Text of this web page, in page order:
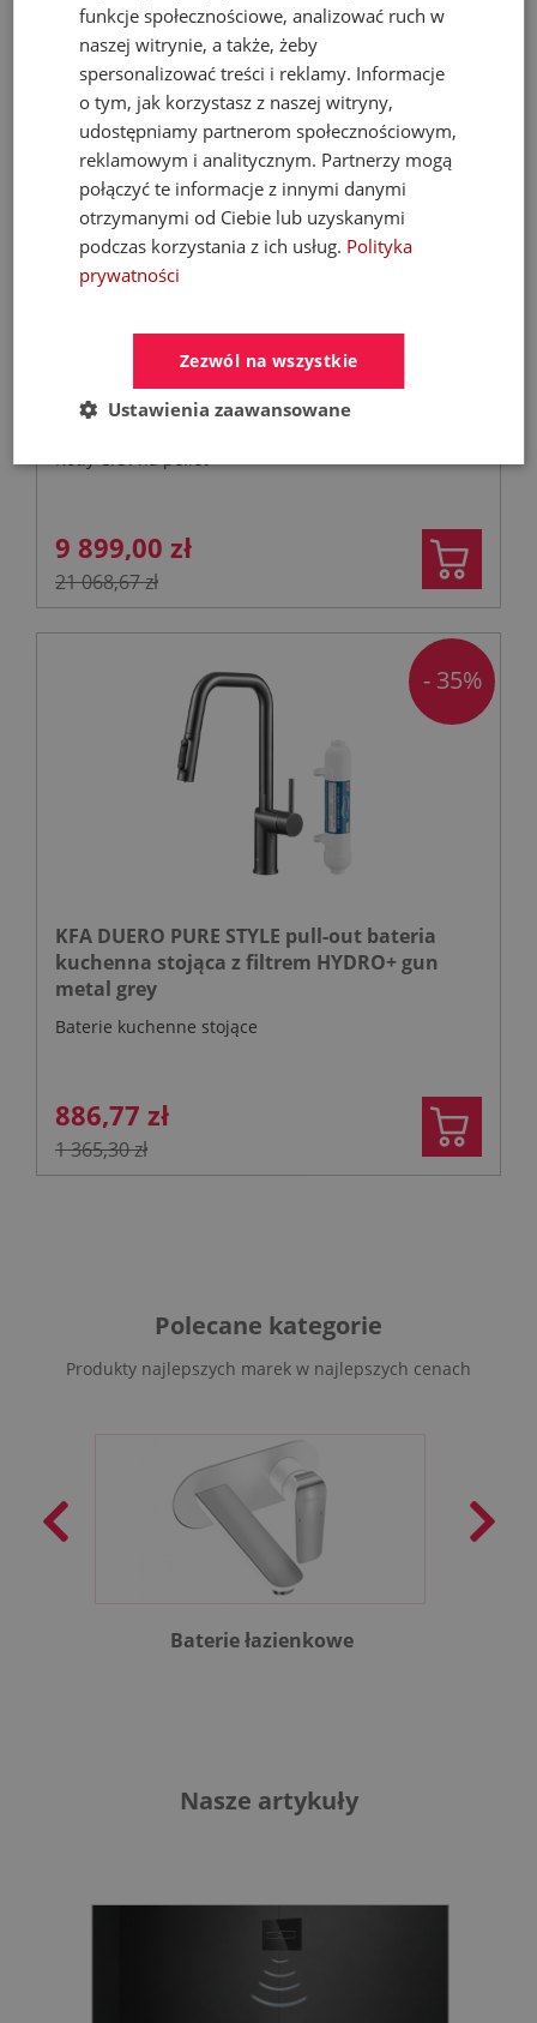
810,57 zł
FERROLI Kocioł BIOPELLET PRO 24 KW Eco
Design
Kotły C.O. na pellet
9 899,00 zł
21 068,67 zł
KFA DUERO PURE STYLE pull-out bateria
kuchenna stojąca z filtrem HYDRO+ gun
metal grey
Baterie kuchenne stojące
886,77 zł
1 365,30 zł
- 35%
Polecane kategorie
Produkty najlepszych marek w najlepszych cenach
Baterie łazienkowe
Nasze artykuły
funkcje społecznościowe, analizować ruch w
naszej witrynie, a także, żeby
spersonalizować treści i reklamy. Informacje
o tym, jak korzystasz z naszej witryny,
udostępniamy partnerom społecznościowym,
reklamowym i analitycznym. Partnerzy mogą
połączyć te informacje z innymi danymi
otrzymanymi od Ciebie lub uzyskanymi
podczas korzystania z ich usług. Polityka
prywatności
Zezwól na wszystkie
Ustawienia zaawansowane